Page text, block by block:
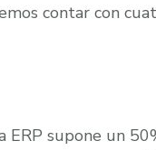
contar con
ERP supone un